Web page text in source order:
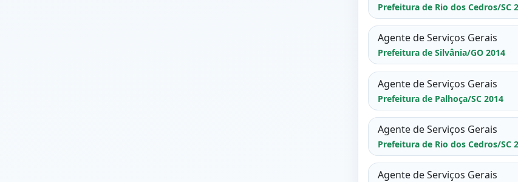
Prefeitura de Rio dos Cedros/SC
Agente de Serviços Gerais
Prefeitura de Silvânia/GO 2014
Agente de Serviços Gerais
Prefeitura de Palhoça/SC 2014
Agente de Serviços Gerais
Prefeitura de Rio dos Cedros/SC
Agente de Serviços Gerais